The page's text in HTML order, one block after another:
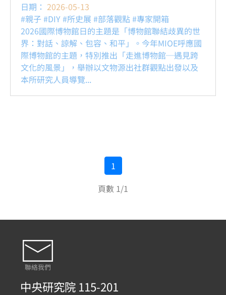
日期： 2026-05-13
#親子 #DIY #所史展 #部落觀點 #專家開箱
2026國際博物館日的主題是「博物館聯結歧異的世
界：對話、諒解、包容、和平」。今年MIOE呼應國
際博物館的主題，特別推出「走進博物館─遇見跨
文化的風景」，舉辦以文物源出社群觀點出發以及
本所研究人員導覽...
1
頁數 1/1
聯絡我們
中央研究院 115-201